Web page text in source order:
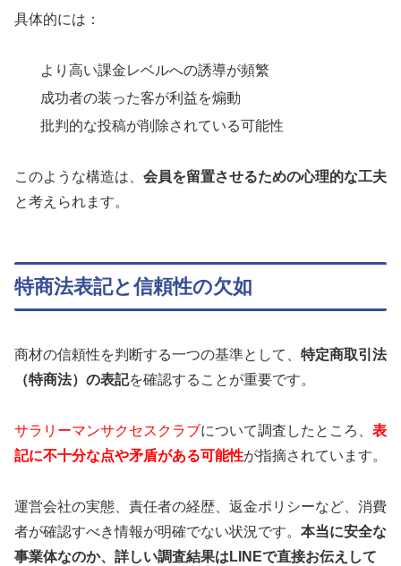
具体的には：
より高い課金レベルへの誘導が頻繁
成功者の装った客が利益を煽動
批判的な投稿が削除されている可能性
このような構造は、 会員を留置させるための心理的な工夫
と考えられます。
特商法表記と信頼性の欠如
商材の信頼性を判断する一つの基準として、 特定商取引法
（特商法）の表記を確認することが重要です。
サラリーマンサクセスクラブについて調査したところ、 表
記に不十分な点や矛盾がある可能性が指摘されています。
運営会社の実態、責任者の経歴、返金ポリシーなど、消費
者が確認すべき情報が明確でない状況です。 本当に安全な
事業体なのか、詳しい調査結果はLINEで直接お伝えして